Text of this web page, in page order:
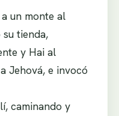
un monte al
tienda,
y Hai al
Jehová, e invocó
caminando y